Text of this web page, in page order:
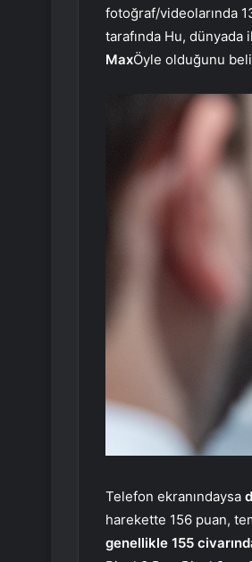
fotoğraf/videolarında
tarafında Hu, dünyada
MaxÖyle olduğunu
Telefon ekranındaysa
harekette 156 puan,
genellikle 155